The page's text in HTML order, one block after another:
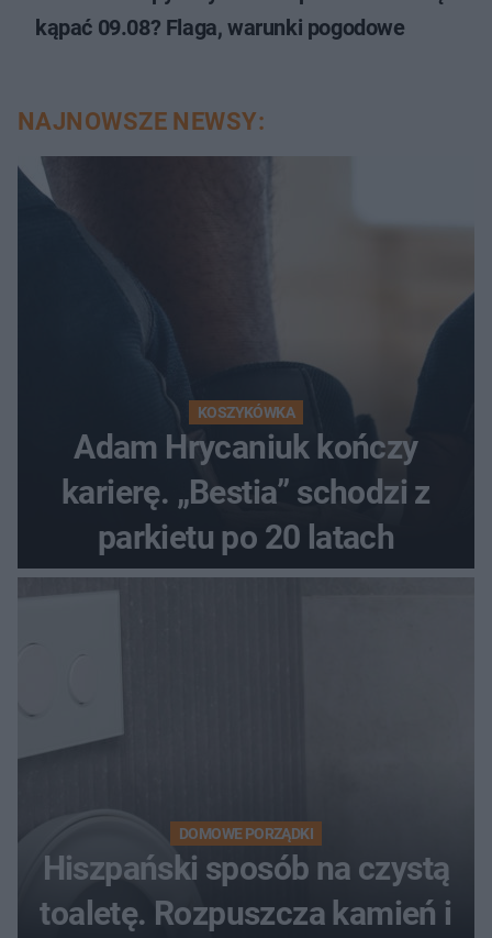
kąpać 09.08? Flaga, warunki pogodowe
NAJNOWSZE NEWSY:
KOSZYKÓWKA
Adam Hrycaniuk kończy
karierę. „Bestia” schodzi z
parkietu po 20 latach
DOMOWE PORZĄDKI
Hiszpański sposób na czystą
toaletę. Rozpuszcza kamień i